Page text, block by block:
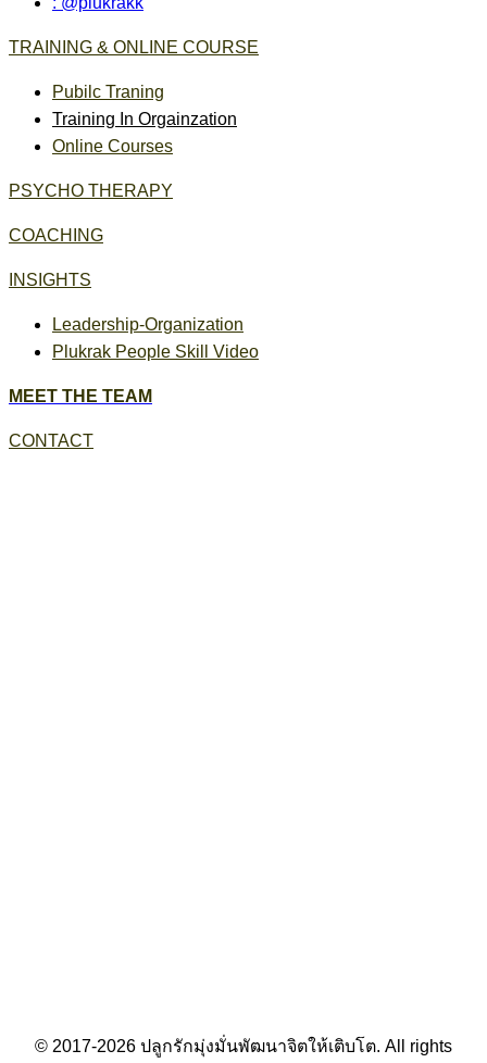
TRAINING & ONLINE COURSE
Pubilc Traning
Training In Orgainzation
Online Courses
PSYCHO THERAPY
COACHING
INSIGHTS
Leadership-Organization
Plukrak People Skill Video
MEET THE TEAM
CONTACT
© 2017-2026 ปลูกรักมุ่งมั่นพัฒนาจิตให้เติบโต. All rights